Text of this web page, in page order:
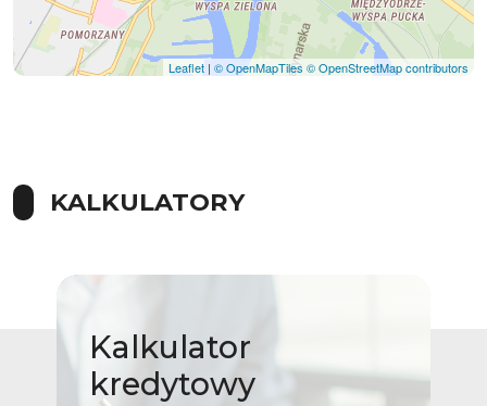
Leaflet | © OpenMapTiles © OpenStreetMap contributors
KALKULATORY
Kalkulator
kredytowy